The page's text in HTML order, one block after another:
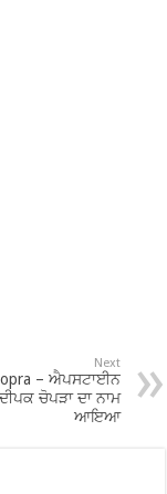
Next
– ਐਪਸਟਾਈਨ
ਚੋਪੜਾ ਦਾ ਨਾਮ
ਆਇਆ